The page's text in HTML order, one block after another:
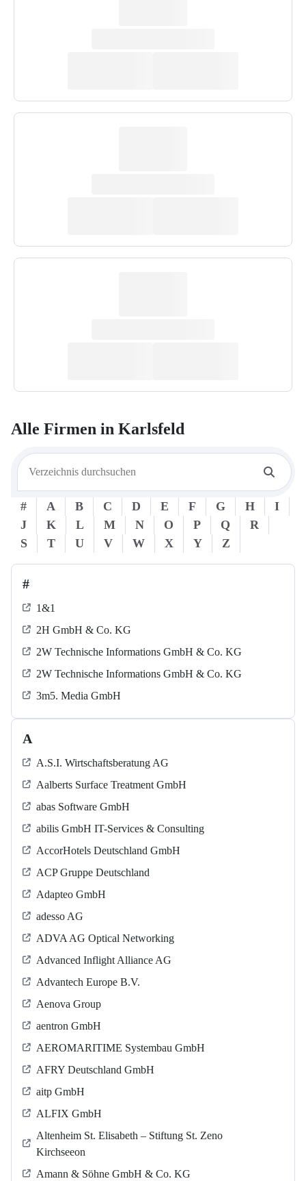
Alle Firmen in Karlsfeld
# A B C D E F G H
I
J
K L M N O P Q
R
S
T U V W X Y Z
#
1&1
2H GmbH & Co. KG
2W Technische Informations GmbH & Co. KG
2W Technische Informations GmbH & Co. KG
3m5. Media GmbH
A
A.S.I. Wirtschaftsberatung AG
Aalberts Surface Treatment GmbH
abas Software GmbH
abilis GmbH IT-Services & Consulting
AccorHotels Deutschland GmbH
ACP Gruppe Deutschland
Adapteo GmbH
adesso AG
ADVA AG Optical Networking
Advanced Inflight Alliance AG
Advantech Europe B.V.
Aenova Group
aentron GmbH
AEROMARITIME Systembau GmbH
AFRY Deutschland GmbH
aitp GmbH
ALFIX GmbH
Altenheim St. Elisabeth – Stiftung St. Zeno
Kirchseeon
Amann & Söhne GmbH & Co. KG